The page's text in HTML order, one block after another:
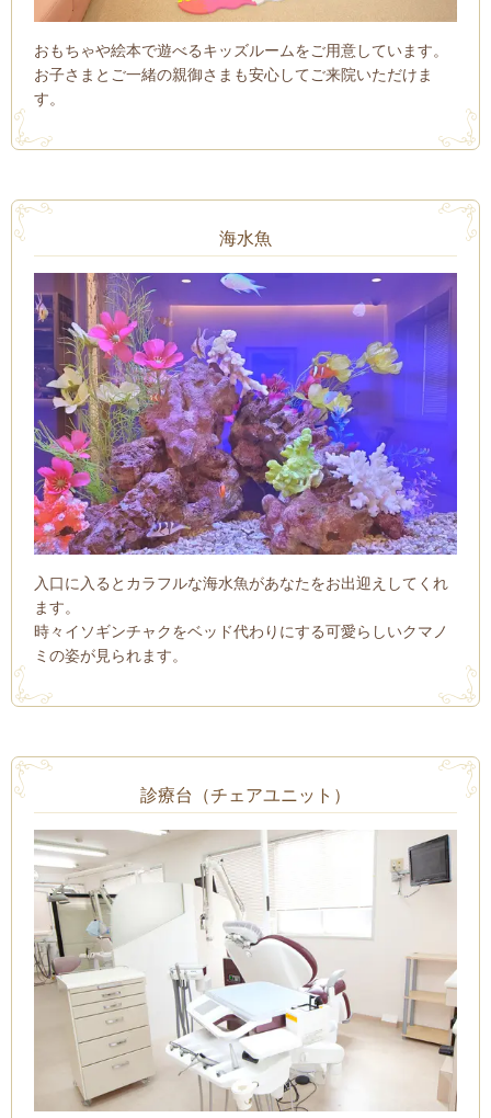
おもちゃや絵本で遊べるキッズルームをご用意しています。
お子さまとご一緒の親御さまも安心してご来院いただけま
す。
海水魚
入口に入るとカラフルな海水魚があなたをお出迎えしてくれ
ます。
時々イソギンチャクをベッド代わりにする可愛らしいクマノ
ミの姿が見られます。
診療台（チェアユニット）